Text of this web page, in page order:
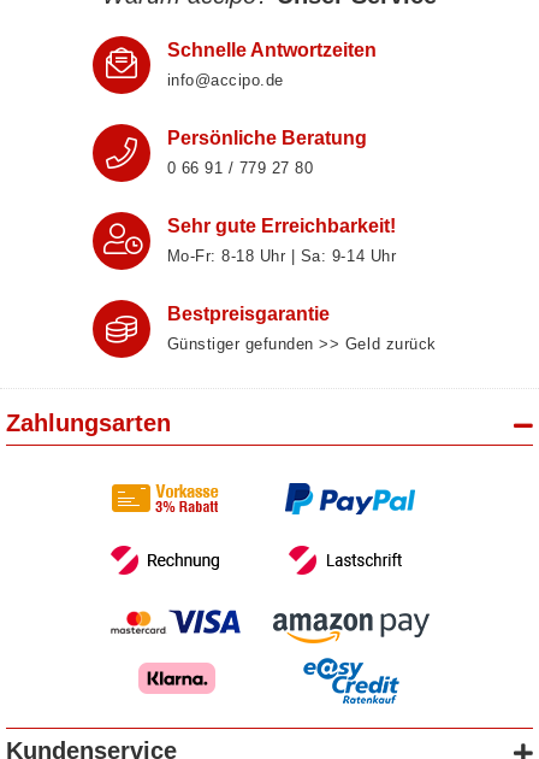
Schnelle Antwortzeiten
info@accipo.de
Persönliche Beratung
0 66 91 / 779 27 80
Sehr gute Erreichbarkeit!
Mo-Fr: 8‑18 Uhr | Sa: 9‑14 Uhr
Bestpreisgarantie
Günstiger gefunden >> Geld zurück
Zahlungsarten
Kundenservice